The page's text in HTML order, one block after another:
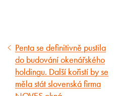
Předcházející
článek
Penta se definitivně pustila
do budování okenářského
holdingu. Další kořistí by se
měla stát slovenská firma